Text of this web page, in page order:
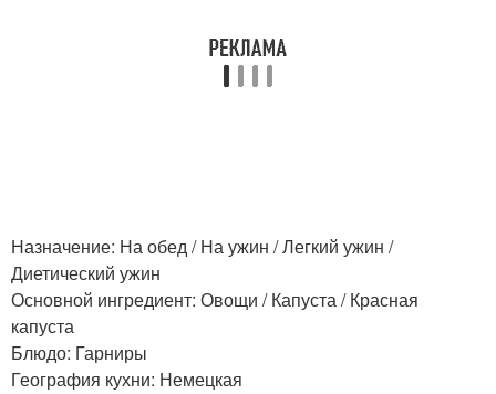
Назначение: На обед / На ужин / Легкий ужин /
Диетический ужин
Основной ингредиент: Овощи / Капуста / Красная
капуста
Блюдо: Гарниры
География кухни: Немецкая